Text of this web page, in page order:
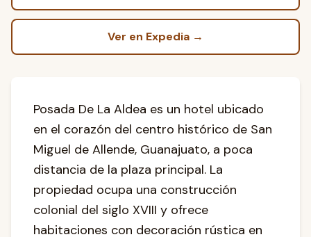
Ver en Expedia →
Posada De La Aldea es un hotel ubicado
en el corazón del centro histórico de San
Miguel de Allende, Guanajuato, a poca
distancia de la plaza principal. La
propiedad ocupa una construcción
colonial del siglo XVIII y ofrece
habitaciones con decoración rústica en